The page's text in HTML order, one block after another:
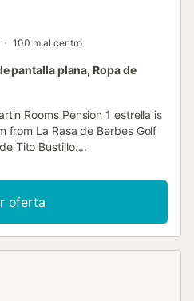
100 m al centro
pantalla plana, Ropa de
Rooms Pension 1 estrella is
from La Rasa de Berbes Golf
Tito Bustillo....
oferta